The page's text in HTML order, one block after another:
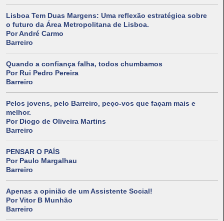
Lisboa Tem Duas Margens: Uma reflexão estratégica sobre
o futuro da Área Metropolitana de Lisboa.
Por André Carmo
Barreiro
Quando a confiança falha, todos chumbamos
Por Rui Pedro Pereira
Barreiro
Pelos jovens, pelo Barreiro, peço-vos que façam mais e
melhor.
Por Diogo de Oliveira Martins
Barreiro
PENSAR O PAÍS
Por Paulo Margalhau
Barreiro
Apenas a opinião de um Assistente Social!
Por Vitor B Munhão
Barreiro